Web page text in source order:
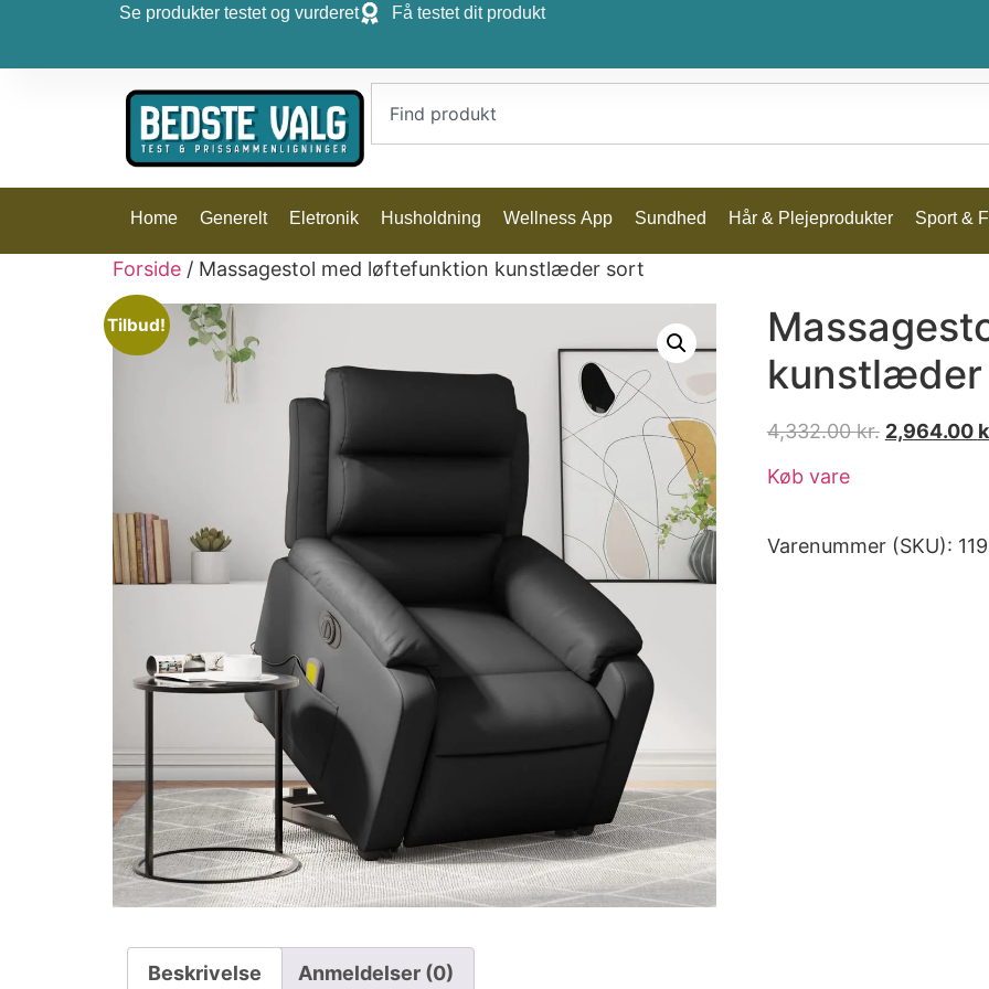
Se produkter testet og vurderet Få testet dit produkt
Home Generelt Eletronik Husholdning Wellness App Sundhed Hår & Plejeprodukter Sport &
Forside / Massagestol med løftefunktion kunstlæder sort
Tilbud!
4,332.00kr. 2,964.00
Køb vare
Varenummer (SKU):
Beskrivelse Anmeldelser (0)